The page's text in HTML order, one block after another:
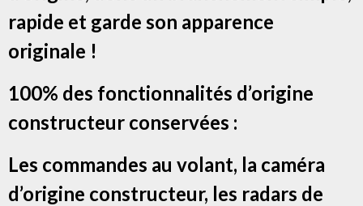
rapide et garde son apparence
originale !
100% des fonctionnalités d’origine
constructeur conservées :
Les commandes au volant, la caméra
d’origine constructeur, les radars de